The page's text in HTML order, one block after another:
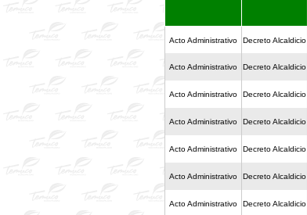
Acto Administrativo Decreto Alcaldicio
Acto Administrativo Decreto Alcaldicio
Acto Administrativo Decreto Alcaldicio
Acto Administrativo Decreto Alcaldicio
Acto Administrativo Decreto Alcaldicio
Acto Administrativo Decreto Alcaldicio
Acto Administrativo Decreto Alcaldicio